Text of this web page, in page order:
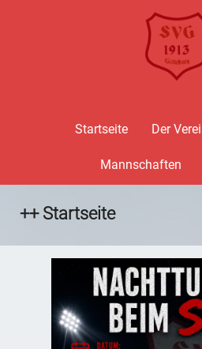
Startseite Der
Mannschaften
++ Startseite